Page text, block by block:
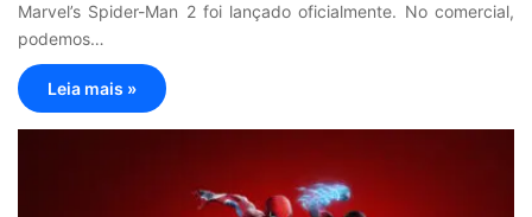
Marvel’s Spider-Man 2 foi lançado oficialmente. No comercial,
podemos…
Leia mais »